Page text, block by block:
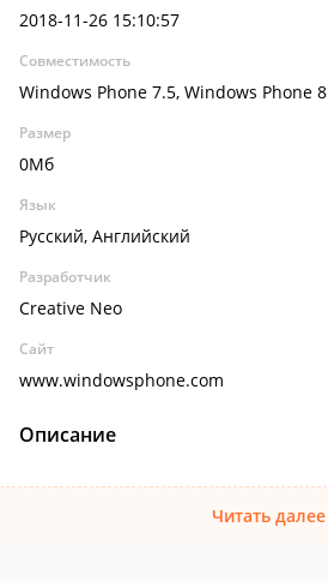
2018-11-26 15:10:57
Совместимость
Windows Phone 7.5, Windows Phone 8
Размер
0Мб
Язык
Русский, Английский
Разработчик
Creative Neo
Сайт
www.windowsphone.com
Описание
Читать далее